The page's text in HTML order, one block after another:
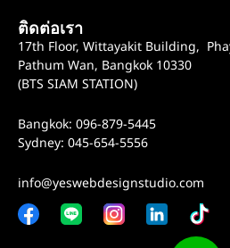
ติดต่อเรา
17th Floor, Wittayakit Building,
Pathum Wan, Bangkok 10330
(BTS SIAM STATION)
Bangkok: 096-879-5445
Sydney: 045-654-5556
info@yeswebdesignstudio.com